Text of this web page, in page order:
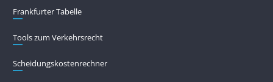
Frankfurter Tabelle
Tools zum Verkehrsrecht
Scheidungskostenrechner